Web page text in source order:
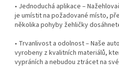
• Jednoduchá aplikace –
je umístit na požadované místo,
několika pohyby žehličky
• Trvanlivost a odolnost – Naše
vyrobeny z kvalitních materiálů,
vypráních a nebudou ztrácet na